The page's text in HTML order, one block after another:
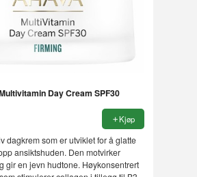
Day Cream SPF30
Kjøp
dagkrem som er utviklet for å glatte
ansiktshuden. Den motvirker
gir en jevn hudtone. Høykonsentrert